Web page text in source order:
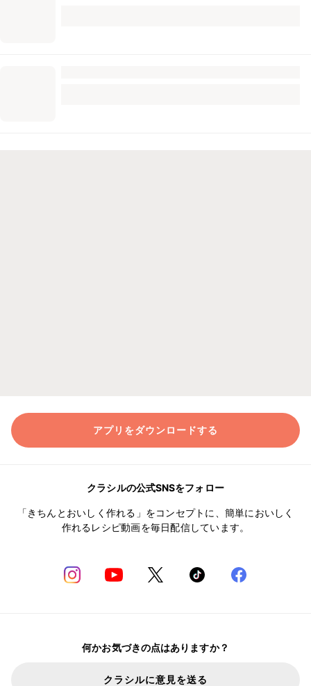
アプリをダウンロードする
クラシルの公式SNSをフォロー
「きちんとおいしく作れる」をコンセプトに、簡単においしく
作れるレシピ動画を毎日配信しています。
何かお気づきの点はありますか？
クラシルに意見を送る